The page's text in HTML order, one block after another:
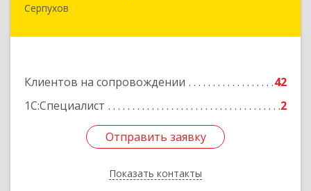
Серпухов
Клиентов на сопровождении
42
1С:Специалист
2
Отправить заявку
Показать контакты
Отправить заявку
Назад